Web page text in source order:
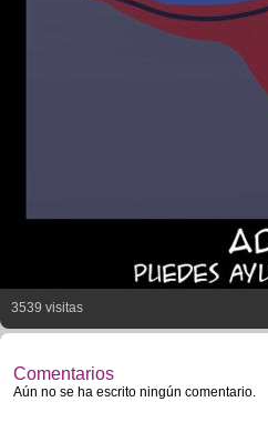
3539 visitas
Comentarios
Aún no se ha escrito ningún comentario.